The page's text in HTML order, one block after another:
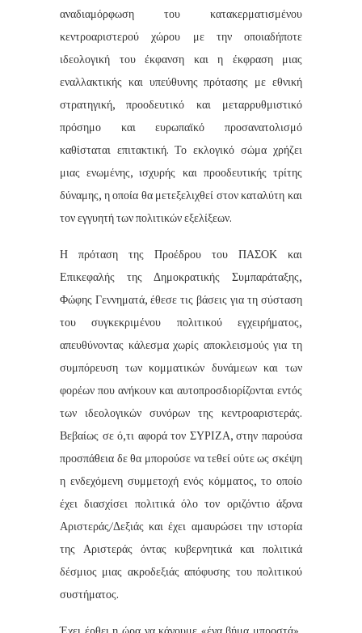
αναδιαμόρφωση του κατακερματισμένου
κεντροαριστερού χώρου με την οποιαδήποτε
ιδεολογική του έκφανση και η έκφραση μιας
εναλλακτικής και υπεύθυνης πρότασης με εθνική
στρατηγική, προοδευτικό και μεταρρυθμιστικό
πρόσημο και ευρωπαϊκό προσανατολισμό
καθίσταται επιτακτική. Το εκλογικό σώμα χρήζει
μιας ενωμένης, ισχυρής και προοδευτικής τρίτης
δύναμης, η οποία θα μετεξελιχθεί στον καταλύτη και
τον εγγυητή των πολιτικών εξελίξεων.
Η πρόταση της Προέδρου του ΠΑΣΟΚ και
Επικεφαλής της Δημοκρατικής Συμπαράταξης,
Φώφης Γεννηματά, έθεσε τις βάσεις για τη σύσταση
του συγκεκριμένου πολιτικού εγχειρήματος,
απευθύνοντας κάλεσμα χωρίς αποκλεισμούς για τη
συμπόρευση των κομματικών δυνάμεων και των
φορέων που ανήκουν και αυτοπροσδιορίζονται εντός
των ιδεολογικών συνόρων της κεντροαριστεράς.
Βεβαίως σε ό,τι αφορά τον ΣΥΡΙΖΑ, στην παρούσα
προσπάθεια δε θα μπορούσε να τεθεί ούτε ως σκέψη
η ενδεχόμενη συμμετοχή ενός κόμματος, το οποίο
έχει διασχίσει πολιτικά όλο τον οριζόντιο άξονα
Αριστεράς/Δεξιάς και έχει αμαυρώσει την ιστορία
της Αριστεράς όντας κυβερνητικά και πολιτικά
δέσμιος μιας ακροδεξιάς απόφυσης του πολιτικού
συστήματος.